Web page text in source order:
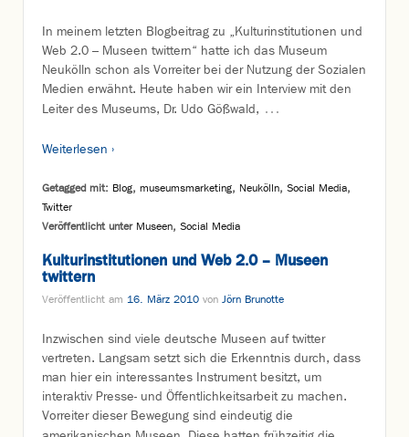
In meinem letzten Blogbeitrag zu „Kulturinstitutionen und
Web 2.0 – Museen twittern“ hatte ich das Museum
Neukölln schon als Vorreiter bei der Nutzung der Sozialen
Medien erwähnt. Heute haben wir ein Interview mit den
Leiter des Museums, Dr. Udo Gößwald, …
Weiterlesen ›
Getagged mit: Blog, museumsmarketing, Neukölln, Social Media,
Twitter
Veröffentlicht unter Museen, Social Media
Kulturinstitutionen und Web 2.0 – Museen
twittern
Veröffentlicht am 16. März 2010 von Jörn Brunotte
Inzwischen sind viele deutsche Museen auf twitter
vertreten. Langsam setzt sich die Erkenntnis durch, dass
man hier ein interessantes Instrument besitzt, um
interaktiv Presse- und Öffentlichkeitsarbeit zu machen.
Vorreiter dieser Bewegung sind eindeutig die